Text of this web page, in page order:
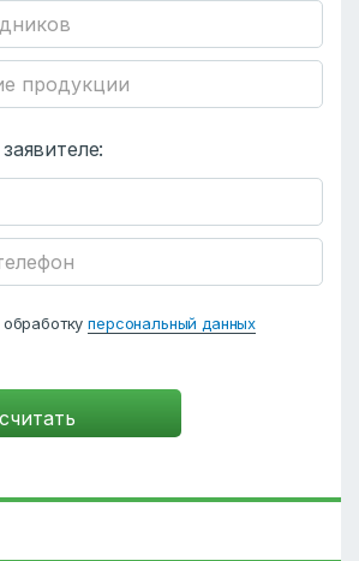
обработкуперсональный данных